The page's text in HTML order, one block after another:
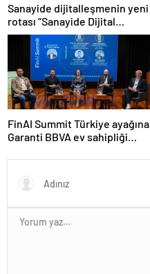
Sanayide dijitalleşmenin yeni
rotası “Sanayide Dijital
Teknolojiler Yarışması” ile
belirleniyor!
FinAI Summit Türkiye ayağına
Garanti BBVA ev sahipliği